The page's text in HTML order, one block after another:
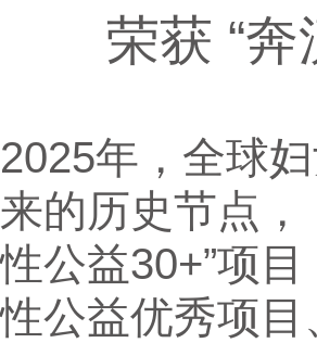
荣获 “
2025年，全球
来的历史节点，
性公益30+”项
性公益优秀项